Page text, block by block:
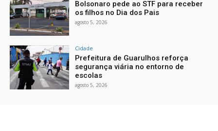
Bolsonaro pede ao STF para receber
os filhos no Dia dos Pais
agosto 5, 2026
Cidade
Prefeitura de Guarulhos reforça
segurança viária no entorno de
escolas
agosto 5, 2026